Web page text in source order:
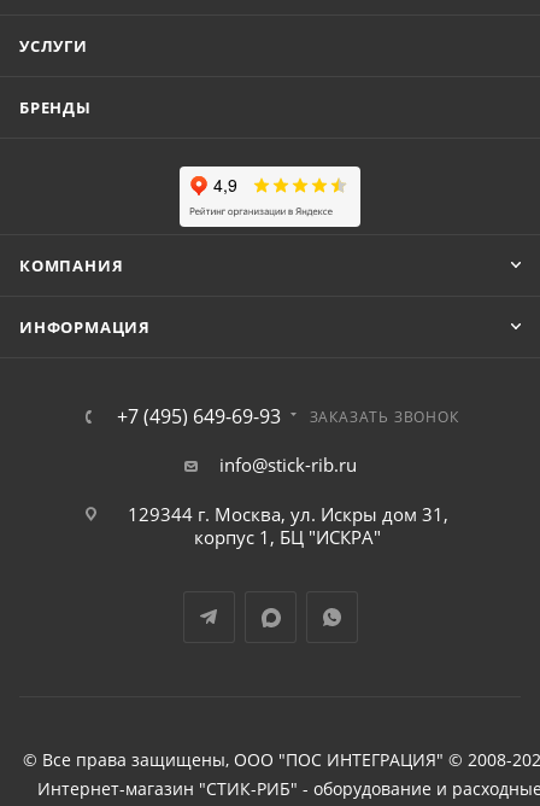
УСЛУГИ
БРЕНДЫ
КОМПАНИЯ
ИНФОРМАЦИЯ
+7 (495) 649-69-93 ЗАКАЗАТЬ ЗВОНОК
info@stick-rib.ru
129344 г. Москва, ул. Искры дом 31,
корпус 1, БЦ "ИСКРА"
© Все права защищены, ООО "ПОС ИНТЕГРАЦИЯ" © 2008-
Интернет-магазин "СТИК-РИБ" - оборудование и